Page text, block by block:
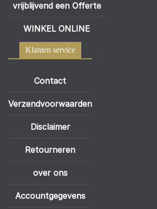
vrijblijvend een Offerte
WINKEL ONLINE
Klanten service
Contact
Verzendvoorwaarden
Disclaimer
Retourneren
over ons
Accountgegevens